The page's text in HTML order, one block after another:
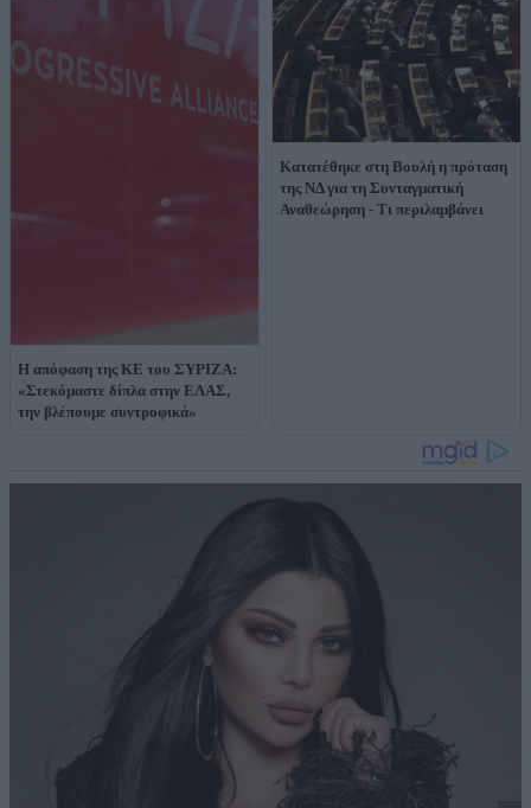
H απόφαση της ΚΕ του ΣΥΡΙΖΑ:
«Στεκόμαστε δίπλα στην ΕΛΑΣ,
την βλέπουμε συντροφικά»
Κατατέθηκε στη Βουλή η πρόταση
της ΝΔ για τη Συνταγματική
Αναθεώρηση - Τι περιλαμβάνει